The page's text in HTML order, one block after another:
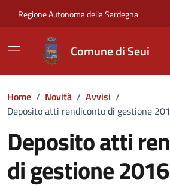
Regione Autonoma della Sardegna
Comune di Seui
Home / Novità / Avvisi /
Deposito atti rendiconto di gestione
Deposito atti
di gestione 2016